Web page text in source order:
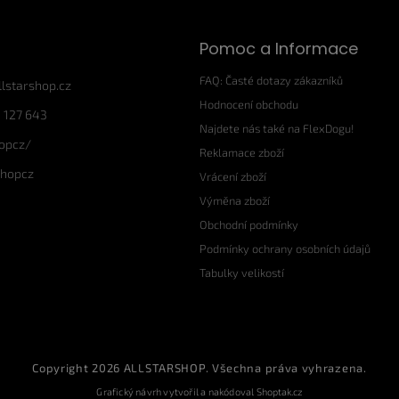
643
Pomoc a Informace
FAQ: Časté dotazy zákazníků
Hodnocení obchodu
Najdete nás také na FlexDogu!
Reklamace zboží
Vrácení zboží
Výměna zboží
Obchodní podmínky
Podmínky ochrany osobních údajů
Tabulky velikostí
Copyright 2026 ALLSTARSHOP. Všechna práva vyhrazena.
Grafický návrh vytvořil a nakódoval Shoptak.cz